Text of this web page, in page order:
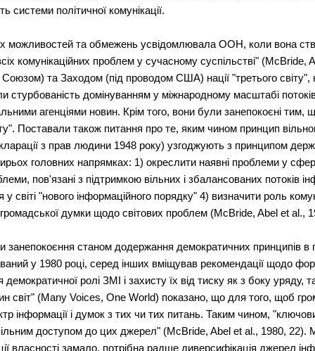
системи політичної комунікації.
можливостей та обмежень усвідомлювала ООН, коли вона
комунікаційних проблем у сучасному суспільстві"
та Заходом (під проводом США) нації "третього
стурбованість домінуванням у міжнародному масштабі
агенціями новин. Крім того, вони були занепокоєні тим,
Поставали також питання про те, яким чином принцип
з прав людини 1948 року) узгоджують з принципом
головних напрямках: 1) окреслити наявні проблеми у
пов'язані з підтримкою вільних і збалансованих потоків
у світі "нового інформаційного порядку" 4) визначити роль
думки щодо світових проблем (McBrіde, Abel et al.,
станом додержання демократичних принципів
у 1980 році, серед інших вміщував рекомендації щодо
ролі ЗМІ і захисту їх від тиску як з боку уряду,
світ" (Many Voіces, One World) показано, що для того, щоб
інформації і думок з тих чи тих питань. Таким чином,
доступом до цих джерел" (McBrіde, Abel et al., 1980,
власності замало, потрібна радше диверсифікація джерел